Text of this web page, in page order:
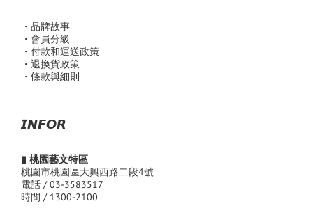
・品牌故事
・會員分級
・付款和運送政策
・退換貨政策
・條款與細則
𝙄𝙉𝙁𝙊𝙍
▮ 桃園藝文特區
桃園市桃園區大興西路二段4號
電話 / 03-3583517
時間 / 1300-2100